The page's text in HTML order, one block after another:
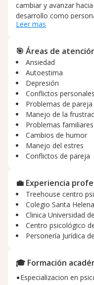
cambiar y avanzar
desarrollo como
encontraras
sentimientos y
las estrategias para
todo el potencial y valor
Leer mas
🎯 Áreas de
Ansiedad
Autoestima
Depresión
Conflictos personales
Problemas de pareja
Manejo de la
Problemas familiares
Cambios de humor
Manejo del estres
Conflictos de pareja
💼 Experiencia
Treehouse centro
Colegio Santa
Clinica Universidad
Centro psicológico
Personería Jurídica
🎓 Formación
•Especializacion en